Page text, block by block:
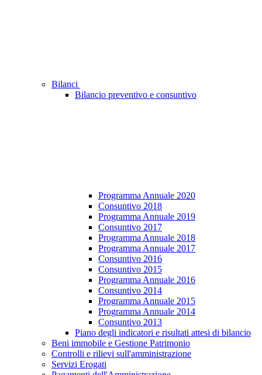
Bilanci
Bilancio preventivo e consuntivo
Programma Annuale 2020
Consuntivo 2018
Programma Annuale 2019
Consuntivo 2017
Programma Annuale 2018
Programma Annuale 2017
Consuntivo 2016
Consuntivo 2015
Programma Annuale 2016
Consuntivo 2014
Programma Annuale 2015
Programma Annuale 2014
Consuntivo 2013
Piano degli indicatori e risultati attesi di bilancio
Beni immobile e Gestione Patrimonio
Controlli e rilievi sull'amministrazione
Servizi Erogati